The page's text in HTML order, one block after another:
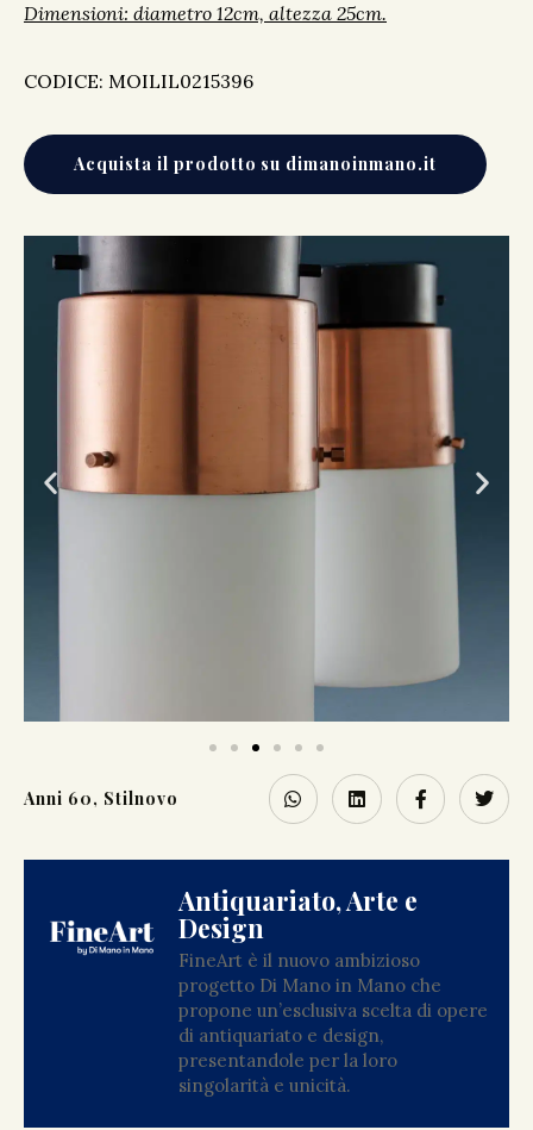
Dimensioni: diametro 12cm, altezza 25cm.
CODICE: MOILIL0215396
Acquista il prodotto su dimanoinmano.it
Anni 60, Stilnovo
Antiquariato, Arte e
Design
FineArt è il nuovo ambizioso
progetto Di Mano in Mano che
propone un’esclusiva scelta di opere
di antiquariato e design,
presentandole per la loro
singolarità e unicità.